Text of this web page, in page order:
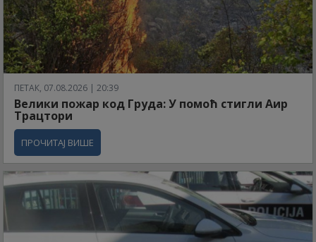
ПЕТАК, 07.08.2026 | 20:39
Велики пожар код Груда: У помоћ стигли Аир
Трацтори
ПРОЧИТАЈ ВИШЕ